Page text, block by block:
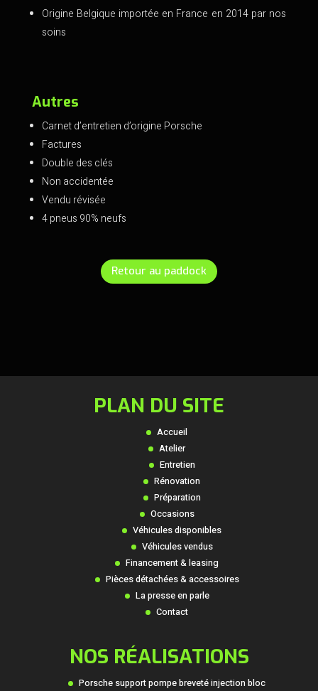
Origine Belgique importée en France en 2014 par nos
soins
Autres
Carnet d’entretien d’origine Porsche
Factures
Double des clés
Non accidentée
Vendu révisée
4 pneus 90% neufs
Retour au paddock
PLAN DU SITE
Accueil
Atelier
Entretien
Rénovation
Préparation
Occasions
Véhicules disponibles
Véhicules vendus
Financement & leasing
Pièces détachées & accessoires
La presse en parle
Contact
NOS RÉALISATIONS
Porsche support pompe breveté injection bloc